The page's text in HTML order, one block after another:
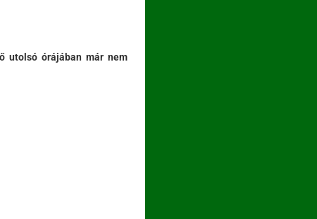
utolsó órájában már nem